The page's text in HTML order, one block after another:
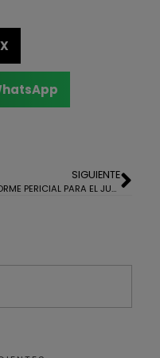
X
SIGUIENTE
INFORME PERICIAL PARA EL JUZGADO POR HUMEDADES EN VIVIENDA